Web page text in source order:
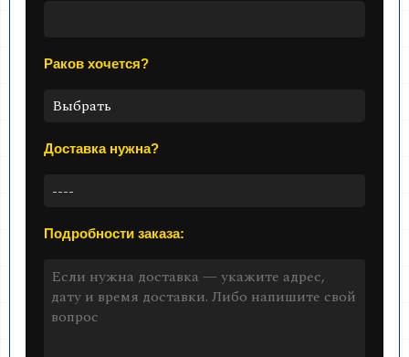
Раков хочется?
Доставка нужна?
Подробности заказа: